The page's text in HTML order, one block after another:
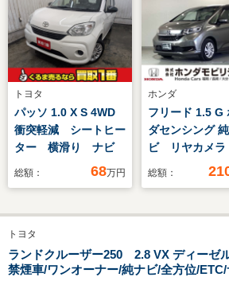
トヨタ
パッソ 1.0 X S 4WD
衝突軽減 シートヒー
ター 横滑り ナビ
総額： 68万円
ホンダ
フリード 1.5 G
ダセンシング
ビ リヤカメラ
総額：
トヨタ
ランドクルーザー250 2.8 VX ディーゼ
禁煙車/ワンオーナー/純ナビ/全方位/